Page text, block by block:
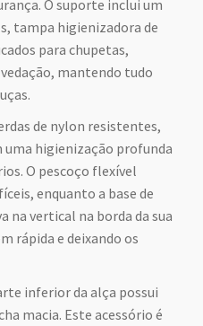
O suporte inclui um
tampa higienizadora de
para chupetas,
mantendo tudo
de nylon resistentes,
higienização profunda
O pescoço flexível
enquanto a base de
na vertical na borda da sua
rápida e deixando os
inferior da alça possui
macia. Este acessório é